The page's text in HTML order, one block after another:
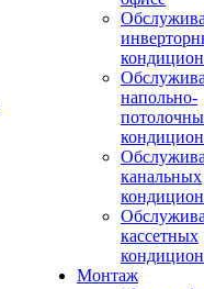
напольно-
канальных
кассетных
Монтаж